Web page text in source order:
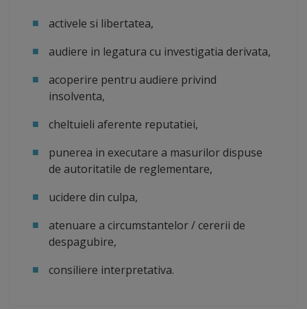
activele si libertatea,
audiere in legatura cu investigatia derivata,
acoperire pentru audiere privind
insolventa,
cheltuieli aferente reputatiei,
punerea in executare a masurilor dispuse
de autoritatile de reglementare,
ucidere din culpa,
atenuare a circumstantelor / cererii de
despagubire,
consiliere interpretativa.